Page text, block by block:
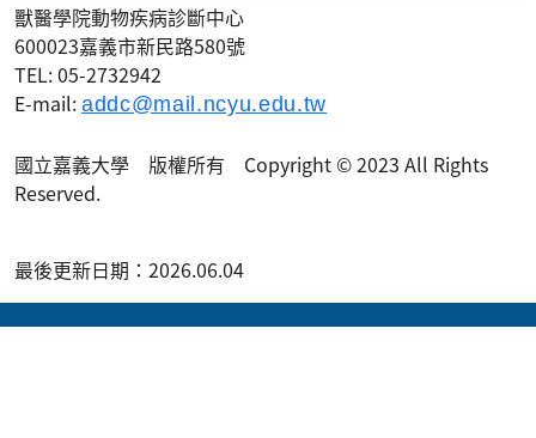
獸醫學院動物疾病診斷中心
600023嘉義市新民路580號
TEL: 05-2732942
E-mail: addc@mail.ncyu.edu.tw
國立嘉義大學 版權所有 Copyright © 2023 All Rights
Reserved.
最後更新日期：2026.06.04